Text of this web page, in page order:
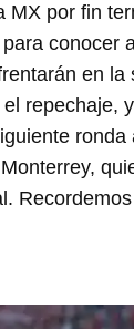
MX por fin
conocer
en la
repechaje,
ronda
Recordemos